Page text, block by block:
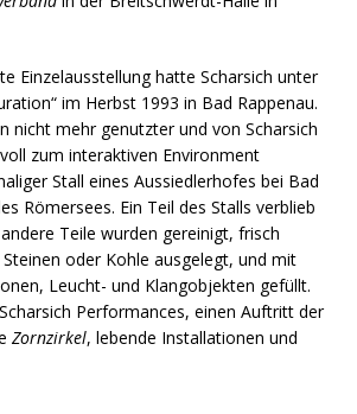
Einzelausstellung hatte Scharsich unter
im Herbst 1993 in Bad Rappenau.
nicht mehr genutzter und von Scharsich
zum interaktiven Environment
Stall eines Aussiedlerhofes bei Bad
Römersees. Ein Teil des Stalls verblieb
Teile wurden gereinigt, frisch
oder Kohle ausgelegt, und mit
Leucht- und Klangobjekten gefüllt.
Performances, einen Auftritt der
Zornzirkel, lebende Installationen und